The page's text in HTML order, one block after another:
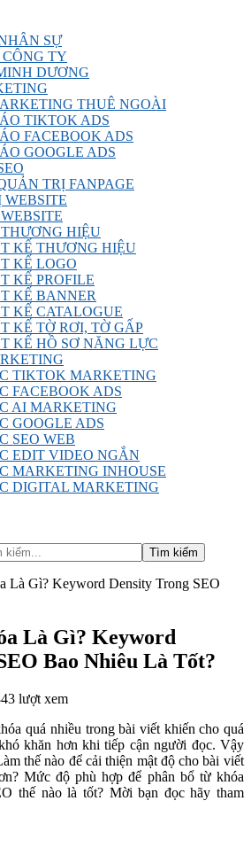
SỰ
TY
DƯƠNG
THUÊ NGOÀI
TIKTOK ADS
FACEBOOK ADS
GOOGLE ADS
TRỊ FANPAGE
HIỆU
KẾ THƯƠNG HIỆU
KẾ LOGO
KẾ PROFILE
KẾ BANNER
KẾ CATALOGUE
KẾ TỜ RƠI, TỜ GẤP
KẾ HỒ SƠ NĂNG LỰC
TIKTOK MARKETING
FACEBOOK ADS
AI MARKETING
GOOGLE ADS
SEO WEB
EDIT VIDEO NGẮN
MARKETING INHOUSE
DIGITAL MARKETING
Là Gì? Keyword Density Trong SEO
Là Gì? Keyword
Bao Nhiêu Là Tốt?
lượt xem
quá nhiều trong bài viết khiến cho quá
khăn hơn khi tiếp cận người đọc. Vậy
thế nào để cải thiện mật độ cho bài viết
Mức độ phù hợp để phân bổ từ khóa
thế nào là tốt? Mời bạn đọc hãy tham